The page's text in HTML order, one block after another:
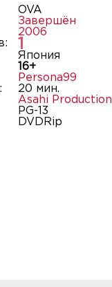
OVA
Завершён
2006
1
Япония
16+
Persona99
20 мин.
Asahi Production
PG-13
DVDRip